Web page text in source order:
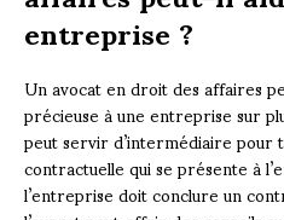
entreprise ?
Un avocat en droit des affaires
précieuse à une entreprise sur
peut servir d’intermédiaire
contractuelle qui se présente à
l’entreprise doit conclure un